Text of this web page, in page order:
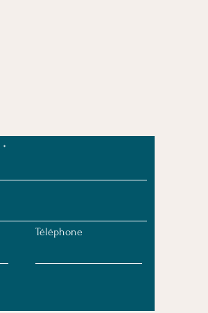
Téléphone